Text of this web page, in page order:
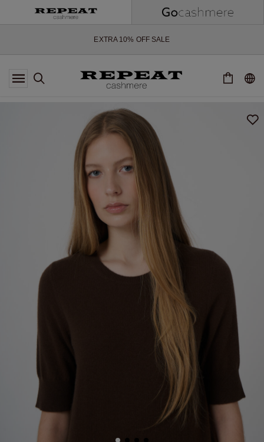
NOUVEAUX STYLES DOUX ET NOUVELLES COULEURS POUR LA
EXTRA 10% OFF SALE
*CETTE OFFRE EST VALABLE JUSQU'AU 12 AOÛT 2026
*NON VALABLE SUR LIMITED EDITION
*EXCEPTIONS PEUVENT S'APPLIQUER
NOUVEAUTÉS EN CACHEMIRE
NOUVEAUX STYLES DOUX ET NOUVELLES COULEURS POUR LA
SAISON À VENIR
EXTRA 10% OFF SALE